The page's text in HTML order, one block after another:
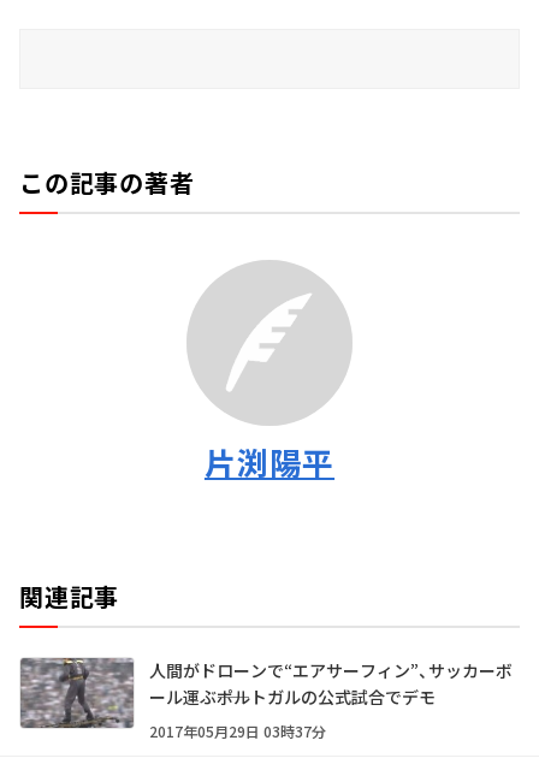
この記事の著者
片渕陽平
関連記事
人間がドローンで“エアサーフィン”、サッカーボ
ール運ぶ――ポルトガルの公式試合でデモ
2017年05月29日 03時37分